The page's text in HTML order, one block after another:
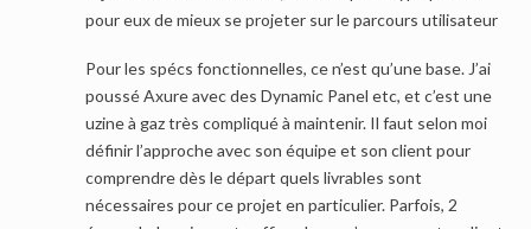
pour eux de mieux se projeter sur le parcours utilisateur
Pour les spécs fonctionnelles, ce n’est qu’une base. J’ai
poussé Axure avec des Dynamic Panel etc, et c’est une
uzine à gaz très compliqué à maintenir. Il faut selon moi
définir l’approche avec son équipe et son client pour
comprendre dès le départ quels livrables sont
nécessaires pour ce projet en particulier. Parfois, 2